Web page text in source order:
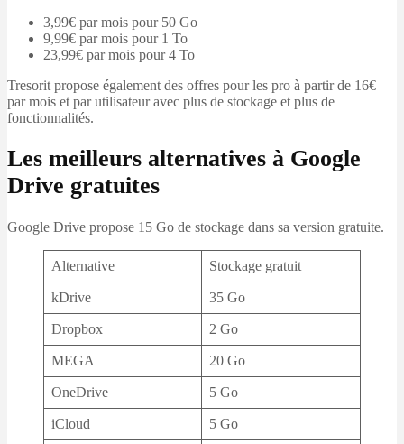
3,99€ par mois pour 50 Go
9,99€ par mois pour 1 To
23,99€ par mois pour 4 To
Tresorit propose également des offres pour les pro à partir de 16€
par mois et par utilisateur avec plus de stockage et plus de
fonctionnalités.
Les meilleurs alternatives à Google
Drive gratuites
Google Drive propose 15 Go de stockage dans sa version gratuite.
Alternative Stockage gratuit
kDrive 35 Go
Dropbox 2 Go
MEGA 20 Go
OneDrive 5 Go
iCloud 5 Go